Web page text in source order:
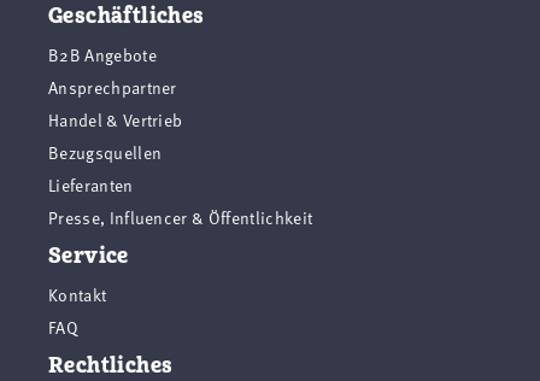
Geschäftliches
B2B Angebote
Ansprechpartner
Handel & Vertrieb
Bezugsquellen
Lieferanten
Presse, Influencer & Öffentlichkeit
Service
Kontakt
FAQ
Rechtliches